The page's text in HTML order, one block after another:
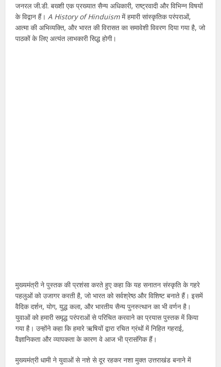
जनरल जी.डी. बख्शी एक प्रख्यात सैन्य अधिकारी, राष्ट्रवादी और विभिन्न विषयों
के विद्वान हैं। A History of Hinduismमें हमारी सांस्कृतिक परंपराओं,
आत्मा की अभिव्यक्ति, और भारत की विरासत का समावेशी विवरण दिया गया है, जो
पाठकों के लिए अत्यंत लाभकारी सिद्ध होगी।
मुख्यमंत्री ने पुस्तक की प्रशंसा करते हुए कहा कि यह सनातन संस्कृति के गहरे
पहलुओं को उजागर करती है, जो भारत को सर्वश्रेष्ठ और विशिष्ट बनाते हैं। इसमें
वैदिक दर्शन, योग, युद्ध कला, और भारतीय सैन्य पुनरुत्थान का भी वर्णन है।
युवाओं को हमारी समृद्ध परंपराओं से परिचित करवाने का प्रयास पुस्तक में किया
गया है। उन्होंने कहा कि हमारे ऋषियों द्वारा रचित ग्रंथों में निहित गहराई,
वैज्ञानिकता और व्यापकता के कारण वे आज भी प्रासंगिक हैं।
मुख्यमंत्री धामी ने युवाओं से नशे से दूर रहकर नशा मुक्त उत्तराखंड बनाने में